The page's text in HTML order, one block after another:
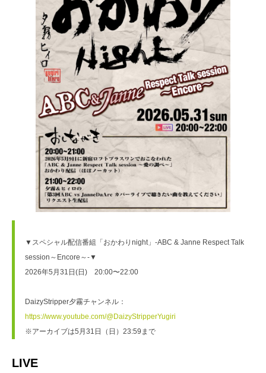
▼スペシャル配信番組「おかわりnight」-ABC & Janne Respect Talk
session～Encore～-▼
2026年5月31日(日)　20:00〜22:00
DaizyStripper夕霧チャンネル：
https://www.youtube.com/@DaizyStripperYugiri
※アーカイブは5月31日（日）23:59まで
LIVE